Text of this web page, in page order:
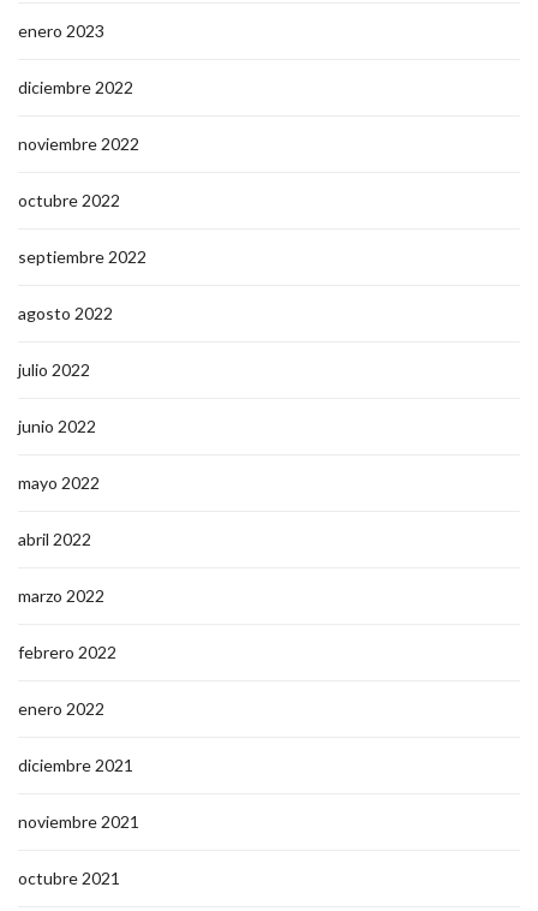
enero 2023
diciembre 2022
noviembre 2022
octubre 2022
septiembre 2022
agosto 2022
julio 2022
junio 2022
mayo 2022
abril 2022
marzo 2022
febrero 2022
enero 2022
diciembre 2021
noviembre 2021
octubre 2021